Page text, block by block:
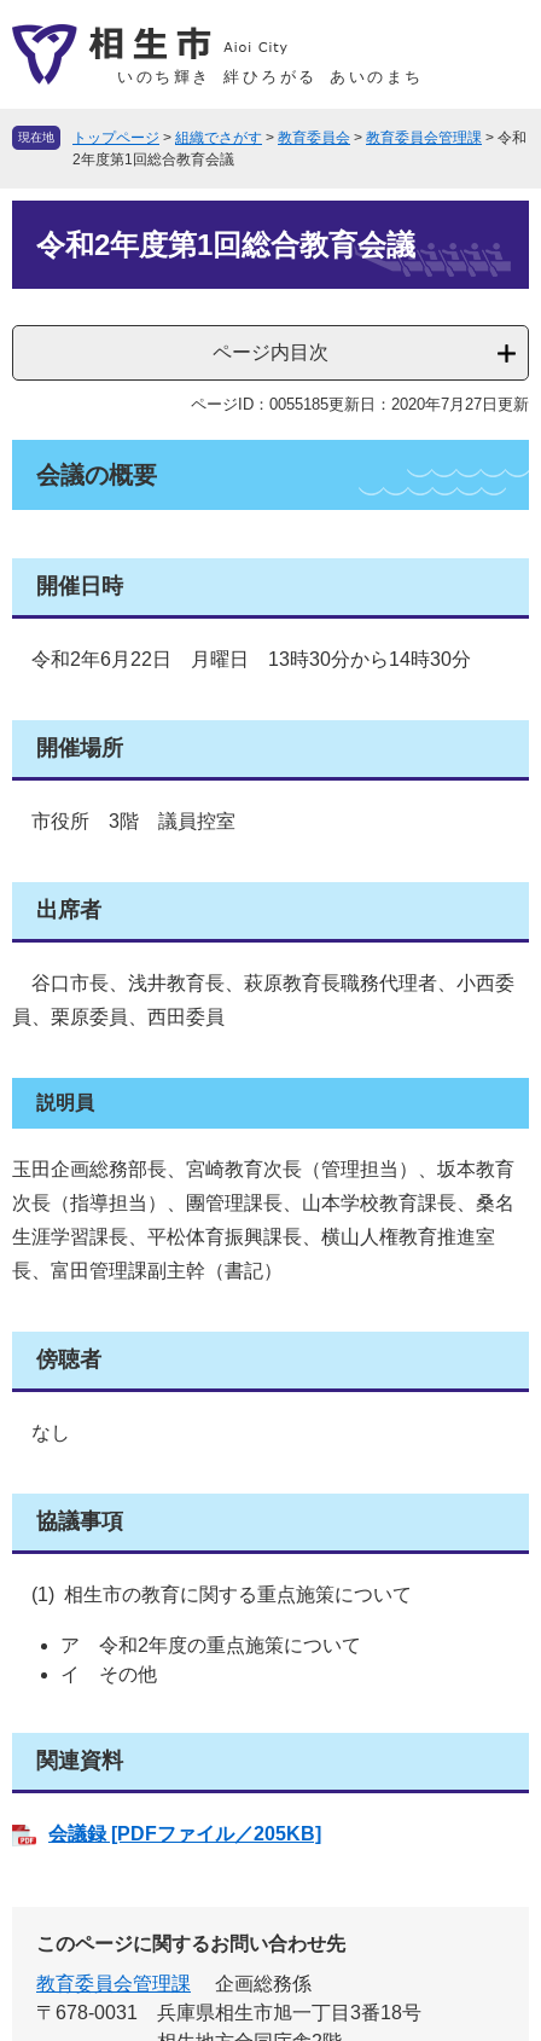
ー
先
ニ
を
へ
いのち輝き 絆ひろがる あいのまち
現在地 トップページ > 組織でさがす > 教育委員会 > 教育委員会管理課 > 令和
2年度第1回総合教育会議
令和2年度第1回総合教育会議
ページ内目次
ページID：0055185更新日：2020年7月27日更新
会議の概要
開催日時
令和2年6月22日 月曜日 13時30分から14時30分
開催場所
市役所 3階 議員控室
出席者
谷口市長、浅井教育長、萩原教育長職務代理者、小西委
員、栗原委員、西田委員
説明員
玉田企画総務部長、宮崎教育次長（管理担当）、坂本教育
次長（指導担当）、團管理課長、山本学校教育課長、桑名
生涯学習課長、平松体育振興課長、横山人権教育推進室
長、富田管理課副主幹（書記）
傍聴者
なし
協議事項
(1) 相生市の教育に関する重点施策について
ア 令和2年度の重点施策について
イ その他
関連資料
会議録 [PDFファイル／205KB]
このページに関するお問い合わせ先
教育委員会管理課
企画総務係
〒678-0031
兵庫県相生市旭一丁目3番18号